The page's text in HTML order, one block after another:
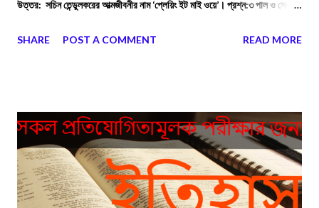
উত্তর: সচিন তেন্ডুলকরের আত্মজীবনীর নাম ‘প্লেয়িং ইট মাই ওয়ে’। প্রশ্ন:৩ পাল ও সেনযুগে
ভোজনের খাদ্যাভ্যাস চালু ছিল।
SHARE POST A COMMENT READ MORE